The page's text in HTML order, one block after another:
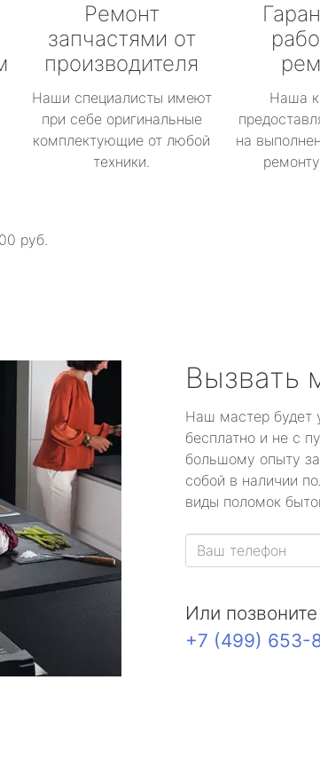
Ремонт
запчастями от
производителя
Наши специалисты имеют
при себе оригинальные
комплектующие от любой
техники.
Наша
на
руб.
Вызвать
Наш мастер будет
бесплатно и не с
большому опыту
собой в наличии
виды поломок
Или
+7 (499) 653-